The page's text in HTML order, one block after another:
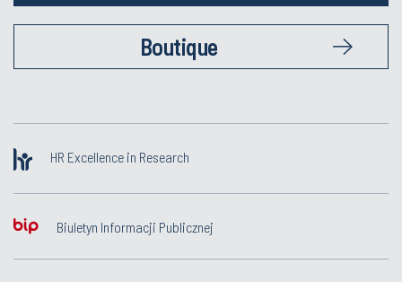
Boutique
HR Excellence in Research
Biuletyn Informacji Publicznej